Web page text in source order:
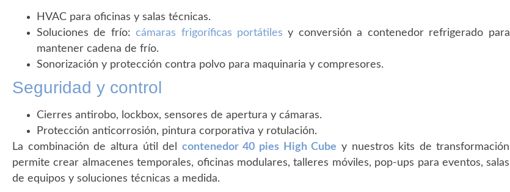
HVAC para oficinas y salas técnicas.
Soluciones de frío:cámaras frigoríficas portátiles y conversión a contenedor refrigerado para
mantener cadena de frío.
Sonorización y protección contra polvo para maquinaria y compresores.
Seguridad y control
Cierres antirobo, lockbox, sensores de apertura y cámaras.
Protección anticorrosión, pintura corporativa y rotulación.
La combinación de altura útil del contenedor 40 pies High Cube y nuestros kits de transformación
permite crear almacenes temporales, oficinas modulares, talleres móviles, pop-ups para eventos, salas
de equipos y soluciones técnicas a medida.